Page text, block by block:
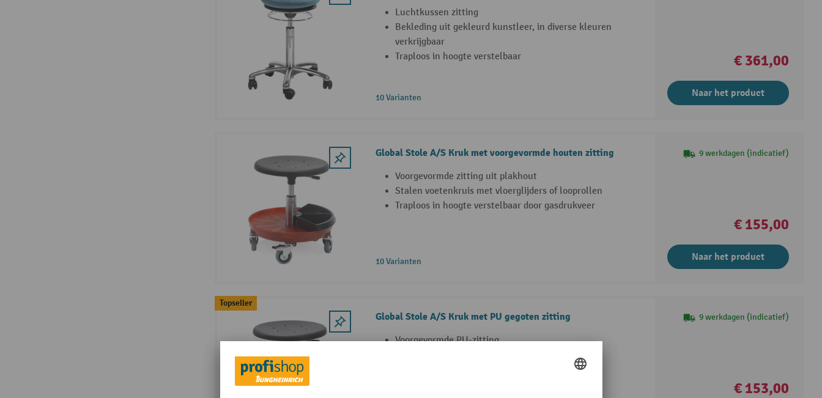
Luchtkussen zitting
Bekleding uit gekleurd kunstleer, in diverse kleuren
verkrijgbaar
Traploos in hoogte verstelbaar
10 Varianten
€ 361,00
Naar het product
Global Stole A/S Kruk met voorgevormde houten zitting
Voorgevormde zitting uit plakhout
Stalen voetenkruis met vloerglijders of looprollen
Traploos in hoogte verstelbaar door gasdrukveer
10 Varianten
9 werkdagen (indicatief)
€ 155,00
Naar het product
Topseller
Global Stole A/S Kruk met PU gegoten zitting
Voorgevormde PU-zitting
Traploos in hoogte verstelbaar met gasdrukveer
9 werkdagen (indicatief)
€ 153,00